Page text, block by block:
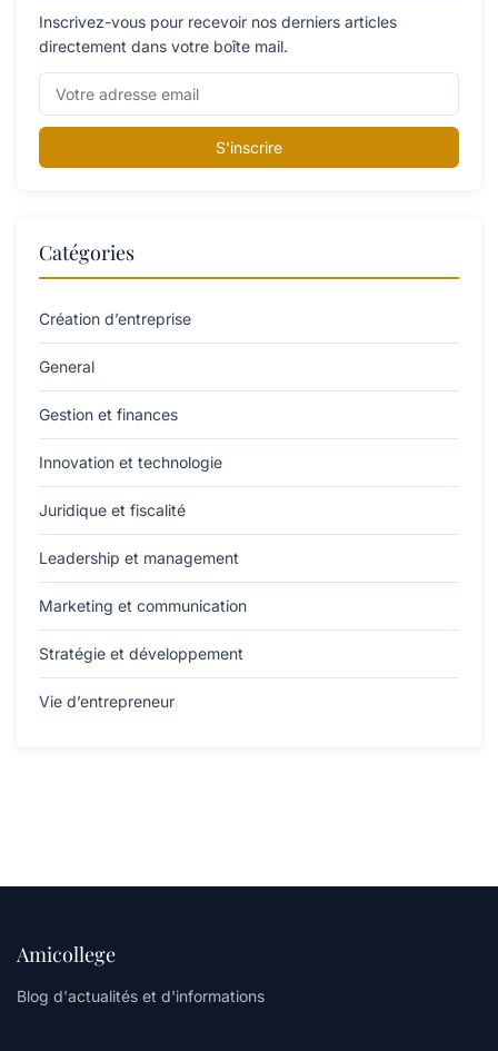
Inscrivez-vous pour recevoir nos derniers articles
directement dans votre boîte mail.
S'inscrire
Catégories
Création d’entreprise
General
Gestion et finances
Innovation et technologie
Juridique et fiscalité
Leadership et management
Marketing et communication
Stratégie et développement
Vie d’entrepreneur
Amicollege
Blog d'actualités et d'informations